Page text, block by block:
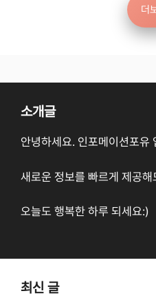
더
소개글
안녕하세요. 인포메이션포유
새로운 정보를 빠르게 제공해
오늘도 행복한 하루 되세요:)
최신 글